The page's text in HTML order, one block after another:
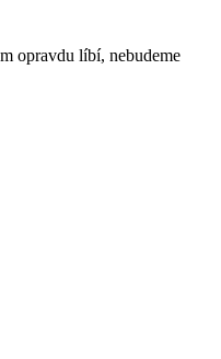
opravdu líbí, nebudeme